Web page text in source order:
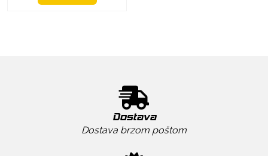
Dostava
Dostava brzom poštom